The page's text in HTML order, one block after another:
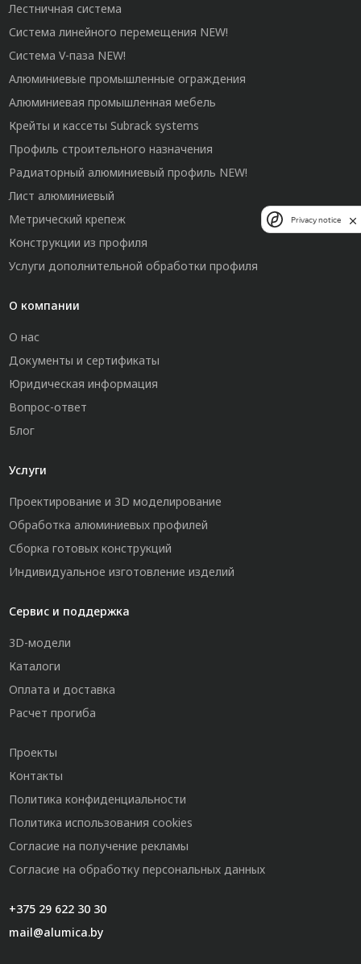
Лестничная система
Система линейного перемещения NEW!
Система V-паза NEW!
Алюминиевые промышленные ограждения
Алюминиевая промышленная мебель
Крейты и кассеты Subrack systems
Профиль строительного назначения
Радиаторный алюминиевый профиль NEW!
Лист алюминиевый
Метрический крепеж
Конструкции из профиля
Услуги дополнительной обработки профиля
О компании
О нас
Документы и сертификаты
Юридическая информация
Вопрос-ответ
Блог
Услуги
Проектирование и 3D моделирование
Обработка алюминиевых профилей
Сборка готовых конструкций
Индивидуальное изготовление изделий
Сервис и поддержка
3D-модели
Каталоги
Оплата и доставка
Расчет прогиба
Проекты
Контакты
Политика конфиденциальности
Политика использования cookies
Согласие на получение рекламы
Согласие на обработку персональных данных
+375 29 622 30 30
mail@alumica.by
Privacy notice